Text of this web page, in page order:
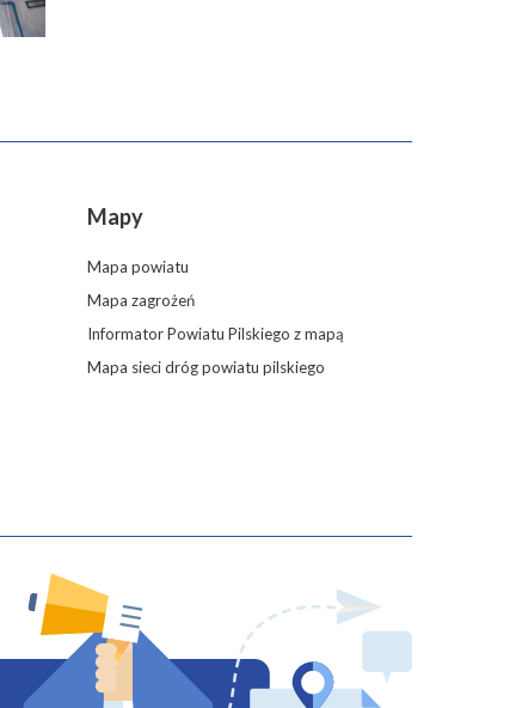
Mapy
Mapa powiatu
Mapa zagrożeń
Informator Powiatu Pilskiego z mapą
Mapa sieci dróg powiatu pilskiego